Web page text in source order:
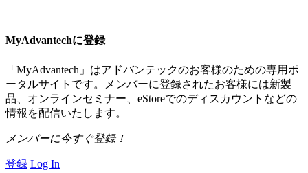
MyAdvantechに登録
「MyAdvantech」はアドバンテックのお客様のための専用ポ
ータルサイトです。メンバーに登録されたお客様には新製
品、オンラインセミナー、eStoreでのディスカウントなどの
情報を配信いたします。
メンバーに今すぐ登録！
登録 Log In